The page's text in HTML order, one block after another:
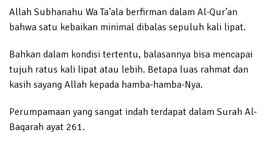
Allah Subhanahu Wa Ta’ala berfirman dalam Al-Qur’an
bahwa satu kebaikan minimal dibalas sepuluh kali lipat.
Bahkan dalam kondisi tertentu, balasannya bisa mencapai
tujuh ratus kali lipat atau lebih. Betapa luas rahmat dan
kasih sayang Allah kepada hamba-hamba-Nya.
Perumpamaan yang sangat indah terdapat dalam Surah Al-
Baqarah ayat 261.